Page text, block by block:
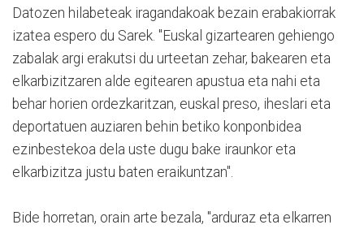
Datozen hilabeteak iragandakoak bezain erabakiorrak
izatea espero du Sarek. "Euskal gizartearen gehiengo
zabalak argi erakutsi du urteetan zehar, bakearen eta
elkarbizitzaren alde egitearen apustua eta nahi eta
behar horien ordezkaritzan, euskal preso, iheslari eta
deportatuen auziaren behin betiko konponbidea
ezinbestekoa dela uste dugu bake iraunkor eta
elkarbizitza justu baten eraikuntzan".
Bide horretan, orain arte bezala, "arduraz eta elkarren